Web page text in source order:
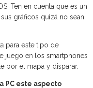
Ten en cuenta que es un
gráficos quizá no sean
para este tipo de
juego en los smartphones
por el mapa y disparar.
PC este aspecto